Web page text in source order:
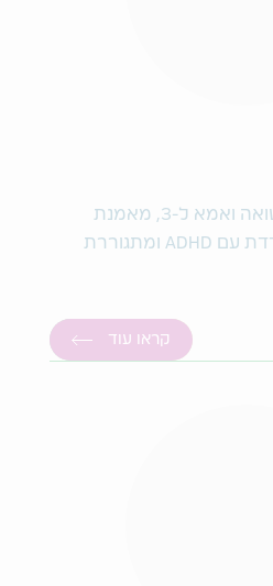
עדי מורן קיבא (40), נשואה ואמא ל-3, מאמנת
אישית ועסקית, מתמודדת עם ADHD ומתגוררת
קראו עוד